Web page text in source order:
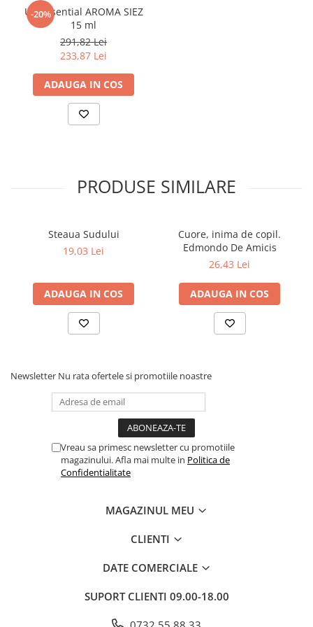
Povesti ilustrate
Povesti - Basme - Legende
Realitatea Augmentata
Religie pentru copii
ScienceConnection
Cafea terapeutica
BUSINESS
Dezvoltare Personala Adulti
Dezvoltare Profesionala
Dezvoltarea Afacerilor
Psihologie, Psihanaliza
PSYCONNECT
Sexualitate
Istorie & Filosofie
Istorii Secrete
-20%
Ulei Esential AROMA SIEZ
15 ml
291,82 Lei
233,87 Lei
ADAUGA IN COS
PRODUSE SIMILARE
Steaua Sudului
19,03 Lei
ADAUGA IN COS
Cuore, inima de copil.
Edmondo De Amicis
26,43 Lei
ADAUGA IN COS
Newsletter Nu rata ofertele si promotiile noastre
Vreau sa primesc newsletter cu promotiile
magazinului. Afla mai multe in Politica de
Confidentialitate
MAGAZINUL MEU
CLIENTI
DATE COMERCIALE
SUPORT CLIENTI 09.00-18.00